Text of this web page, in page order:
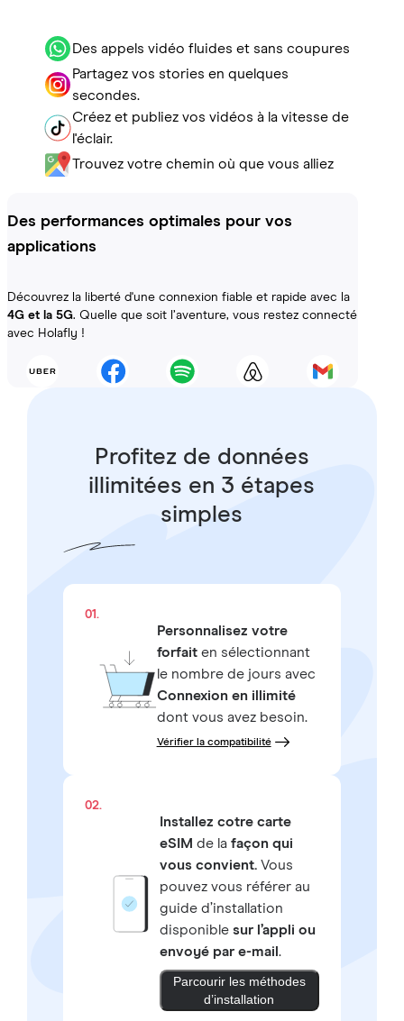
Des appels vidéo fluides et sans coupures
Partagez vos stories en quelques
secondes.
Créez et publiez vos vidéos à la vitesse de
l'éclair.
Trouvez votre chemin où que vous alliez
Des performances optimales pour vos
applications
Découvrez la liberté d'une connexion fiable et rapide avec la
4G et la 5G. Quelle que soit l’aventure, vous restez connecté
avec Holafly !
Profitez de données
illimitées en 3 étapes
simples
01.
Personnalisez votre
forfaiten sélectionnant
le nombre de jours avec
Connexion en illimité
dont vous avez besoin.
Vérifier la compatibilité
02.
Installez cotre carte
eSIM de la façon qui
vous convient.Vous
pouvez vous référer au
guide d’installation
disponible sur l’appli ou
envoyé par e-mail .
Parcourir les méthodes
d’installation